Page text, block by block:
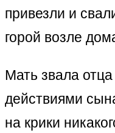
привезли и
горой возле
Мать звала
действиями
на крики